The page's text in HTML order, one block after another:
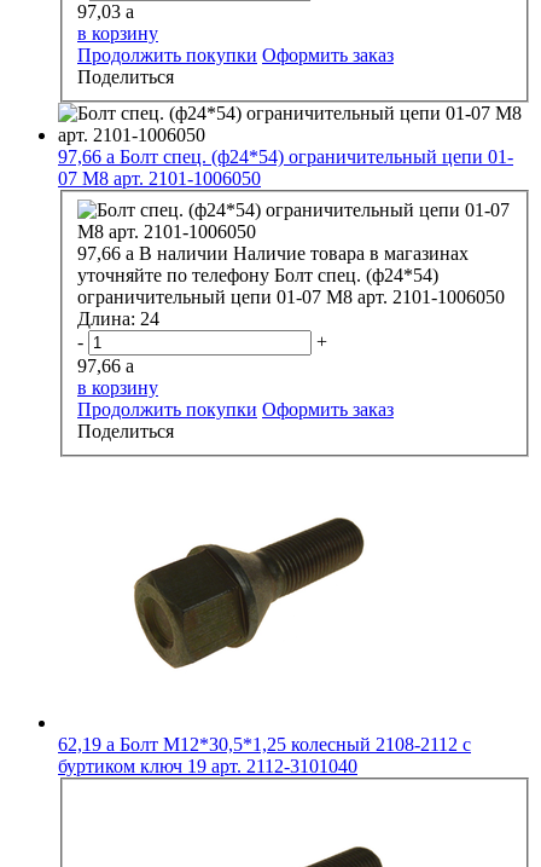
97,03 a
в корзину
Продолжить покупки Оформить заказ
Поделиться
97,66 a Болт спец. (ф24*54) ограничительный цепи 01-
07 М8 арт. 2101-1006050
97,66 a В наличии Наличие товара в магазинах
уточняйте по телефону Болт спец. (ф24*54)
ограничительный цепи 01-07 М8 арт. 2101-1006050
Длина: 24
-
+
97,66 a
в корзину
Продолжить покупки Оформить заказ
Поделиться
62,19 a Болт М12*30,5*1,25 колесный 2108-2112 с
буртиком ключ 19 арт. 2112-3101040